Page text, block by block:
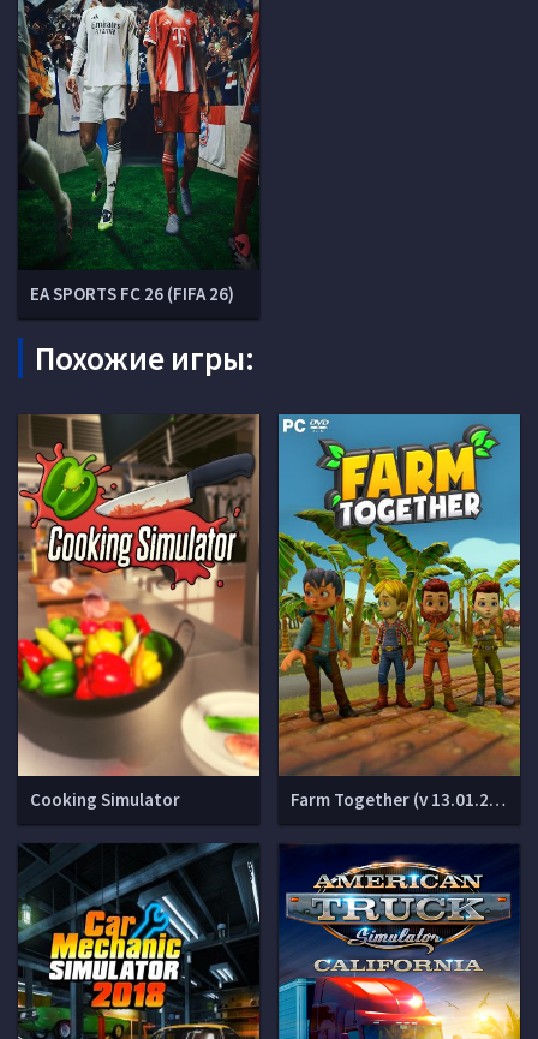
EA SPORTS FC 26 (FIFA 26)
Похожие игры:
Cooking Simulator Farm Together (v 13.01.2022 + 13 DLC)